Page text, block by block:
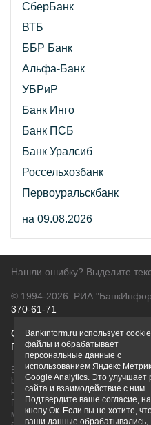
СберБанк
ВТБ
ББР Банк
Альфа-Банк
УБРиР
Банк Инго
Банк ПСБ
Банк Уралсиб
Россельхозбанк
Первоуральскбанк
на 09.08.2026
Нашли ошибку? Выделите
© 1994-2026. РИА
370-61-71
О проектеПолитика
Правовая информацияДля
Вся информация о продуктах
bankinform.ru, носит
не является публичной офертой,
ГК РФ. Информация не содержит
может быть изменена. Конечные
Bankinform.ru использует
файлы и обрабатывает
персональные данные с
использованием Яндекс
Google Analytics. Это улучшает
сайта и взаимодействие с ним.
Подтвердите ваше согласие,
кнопу Ок. Если вы не хотите,
ваши данные обрабатывались,